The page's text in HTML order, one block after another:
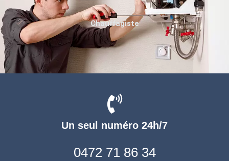
Un seul numéro 24h/7
0472 71 86 34
Chauffagiste